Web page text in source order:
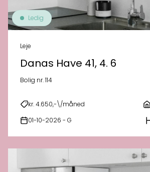
Ledig
Leje
Danas Have 41, 4. 6
Bolig nr. 114
kr. 4.650,-\/måned
01-10-2026 - G